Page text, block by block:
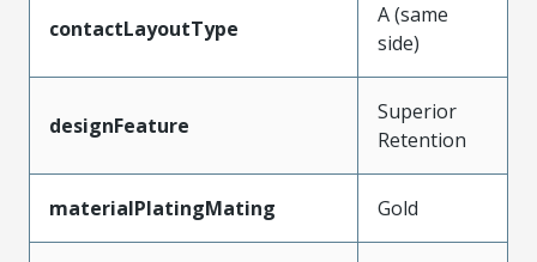
contactLayoutType
A (same
side)
designFeature
Superior
Retention
materialPlatingMating Gold